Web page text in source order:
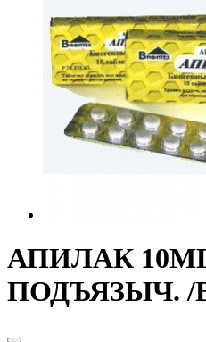
АПИЛАК
ПОДЪЯЗЫЧ.